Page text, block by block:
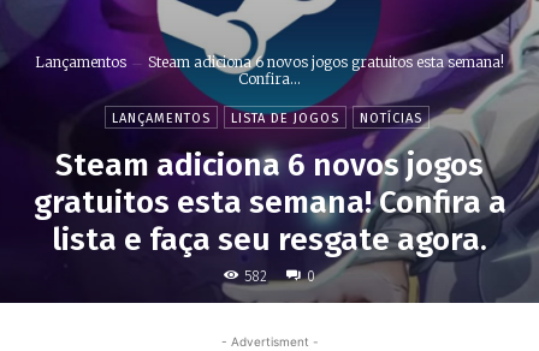
Lançamentos
Steam adiciona 6 novos jogos gratuitos esta semana!
Confira...
LANÇAMENTOS LISTA DE JOGOS NOTÍCIAS
Steam adiciona 6 novos jogos
gratuitos esta semana! Confira a
lista e faça seu resgate agora.
582 0
- Advertisment -